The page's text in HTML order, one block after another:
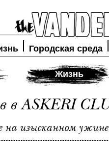
Городская среда
Жизнь
в ASKERI
изысканном